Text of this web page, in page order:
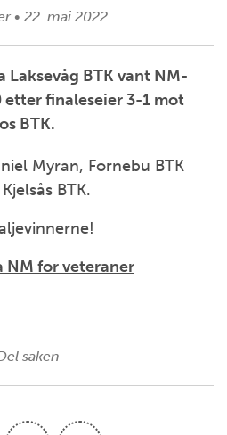
• 22. mai 2022
BTK vant NM-
finaleseier 3-1 mot
BTK.
Myran, Fornebu BTK
BTK.
NM for veteraner
saken